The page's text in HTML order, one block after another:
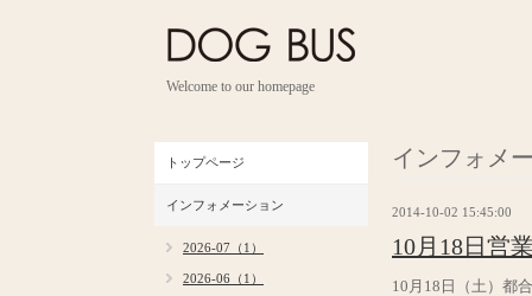
Welcome to our homepage
インフォメ
2014-10-02 15:45:00
10月18日営
10月18日（土）都
トップページ
インフォメーション
2026-07（1）
2026-06（1）